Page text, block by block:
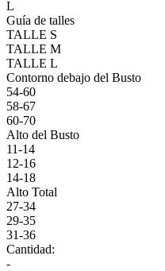
L
Guía de talles
TALLE S
TALLE M
TALLE L
Contorno debajo del Busto
54-60
58-67
60-70
Alto del Busto
11-14
12-16
14-18
Alto Total
27-34
29-35
31-36
Cantidad:
-